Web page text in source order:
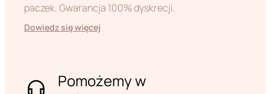
paczek. Gwarancja 100% dyskrecji.
Dowiedz się więcej
Pomożemy w